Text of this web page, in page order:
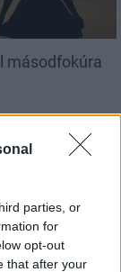
parties, or
for
opt-out
that after your
másodfokúra